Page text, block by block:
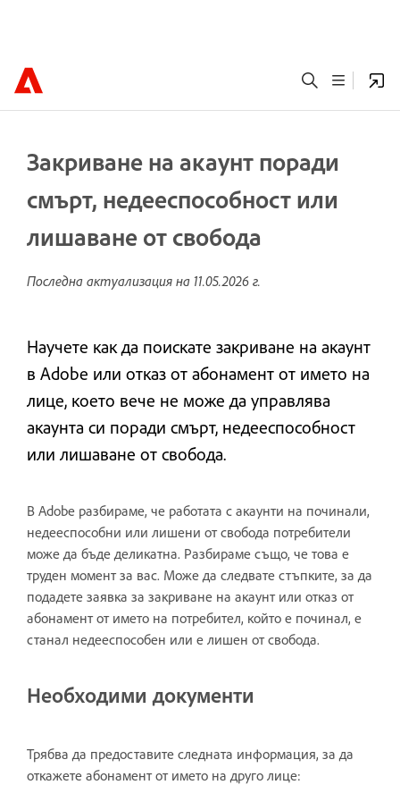
Закриване на акаунт поради
смърт, недееспособност или
лишаване от свобода
Последна актуализация на 11.05.2026 г.
Научете как да поискате закриване на акаунт
в Adobe или отказ от абонамент от името на
лице, което вече не може да управлява
акаунта си поради смърт, недееспособност
или лишаване от свобода.
В Adobe разбираме, че работата с акаунти на починали,
недееспособни или лишени от свобода потребители
може да бъде деликатна. Разбираме също, че това е
труден момент за вас. Може да следвате стъпките, за да
подадете заявка за закриване на акаунт или отказ от
абонамент от името на потребител, който е починал, е
станал недееспособен или е лишен от свобода.
Необходими документи
Трябва да предоставите следната информация, за да
откажете абонамент от името на друго лице: